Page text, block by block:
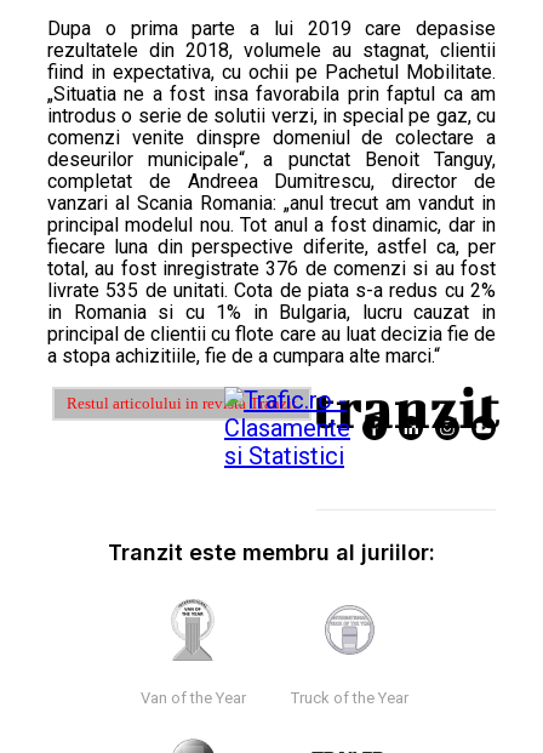
Dupa o prima parte a lui 2019 care depasise
rezultatele din 2018, volumele au stagnat, clientii
fiind in expectativa, cu ochii pe Pachetul Mobilitate.
„Situatia ne a fost insa favorabila prin faptul ca am
introdus o serie de solutii verzi, in special pe gaz, cu
comenzi venite dinspre domeniul de colectare a
deseurilor municipale“, a punctat Benoit Tanguy,
completat de Andreea Dumitrescu, director de
vanzari al Scania Romania: „anul trecut am vandut in
principal modelul nou. Tot anul a fost dinamic, dar in
fiecare luna din perspective diferite, astfel ca, per
total, au fost inregistrate 376 de comenzi si au fost
livrate 535 de unitati. Cota de piata s-a redus cu 2%
in Romania si cu 1% in Bulgaria, lucru cauzat in
principal de clientii cu flote care au luat decizia fie de
a stopa achizitiile, fie de a cumpara alte marci.“
Restul articolului in revista Tranzit
Tranzit este membru al juriilor:
Van of the Year Truck of the Year